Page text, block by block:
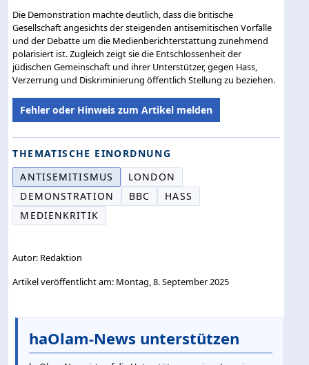
Die Demonstration machte deutlich, dass die britische
Gesellschaft angesichts der steigenden antisemitischen Vorfälle
und der Debatte um die Medienberichterstattung zunehmend
polarisiert ist. Zugleich zeigt sie die Entschlossenheit der
jüdischen Gemeinschaft und ihrer Unterstützer, gegen Hass,
Verzerrung und Diskriminierung öffentlich Stellung zu beziehen.
Fehler oder Hinweis zum Artikel melden
THEMATISCHE EINORDNUNG
ANTISEMITISMUS
LONDON
DEMONSTRATION
BBC
HASS
MEDIENKRITIK
Autor: Redaktion
Artikel veröffentlicht am: Montag, 8. September 2025
haOlam-News unterstützen